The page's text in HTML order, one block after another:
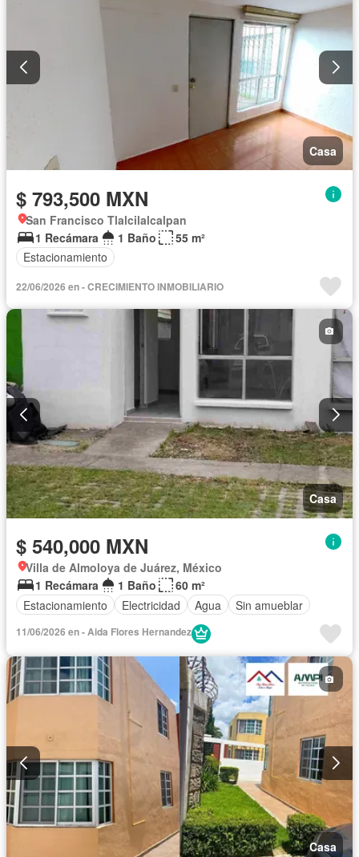
Casa
$ 793,500 MXN
San Francisco Tlalcilalcalpan
1 Recámara
1 Baño
55 m²
Estacionamiento
22/06/2026 en - CRECIMIENTO INMOBILIARIO
Casa
$ 540,000 MXN
Villa de Almoloya de Juárez, México
1 Recámara
1 Baño
60 m²
Estacionamiento
Electricidad Agua Sin amueblar
11/06/2026 en - Aida Flores Hernandez
Casa